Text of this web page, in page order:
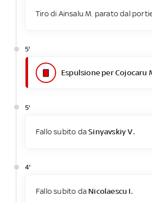
Tiro di Ainsalu M. parato dal
5'
Espulsione per Cojocaru
5'
Fallo subito daSinyavskiy V.
4'
Fallo subito da Nicolaescu I.